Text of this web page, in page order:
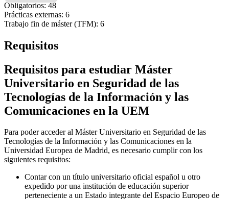
Obligatorios: 48
Prácticas externas: 6
Trabajo fin de máster (TFM): 6
Requisitos
Requisitos para estudiar Máster
Universitario en Seguridad de las
Tecnologías de la Información y las
Comunicaciones en la UEM
Para poder acceder al Máster Universitario en Seguridad de las
Tecnologías de la Información y las Comunicaciones en la
Universidad Europea de Madrid, es necesario cumplir con los
siguientes requisitos:
Contar con un título universitario oficial español u otro
expedido por una institución de educación superior
perteneciente a un Estado integrante del Espacio Europeo de